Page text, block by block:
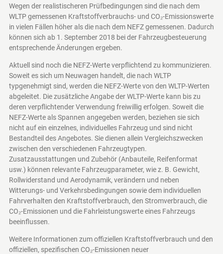
Wegen der realistischeren Prüfbedingungen sind die nach dem
WLTP gemessenen Kraftstoffverbrauchs- und CO₂-Emissionswerte
in vielen Fällen höher als die nach dem NEFZ gemessenen. Dadurch
können sich ab 1. September 2018 bei der Fahrzeugbesteuerung
entsprechende Änderungen ergeben.
Aktuell sind noch die NEFZ-Werte verpflichtend zu kommunizieren.
Soweit es sich um Neuwagen handelt, die nach WLTP
typgenehmigt sind, werden die NEFZ-Werte von den WLTP-Werten
abgeleitet. Die zusätzliche Angabe der WLTP-Werte kann bis zu
deren verpflichtender Verwendung freiwillig erfolgen. Soweit die
NEFZ-Werte als Spannen angegeben werden, beziehen sie sich
nicht auf ein einzelnes, individuelles Fahrzeug und sind nicht
Bestandteil des Angebotes. Sie dienen allein Vergleichszwecken
zwischen den verschiedenen Fahrzeugtypen.
Zusatzausstattungen und Zubehör (Anbauteile, Reifenformat
usw.) können relevante Fahrzeugparameter, wie z. B. Gewicht,
Rollwiderstand und Aerodynamik, verändern und neben
Witterungs- und Verkehrsbedingungen sowie dem individuellen
Fahrverhalten den Kraftstoffverbrauch, den Stromverbrauch, die
CO₂-Emissionen und die Fahrleistungswerte eines Fahrzeugs
beeinflussen.
Weitere Informationen zum offiziellen Kraftstoffverbrauch und den
offiziellen, spezifischen CO₂-Emissionen neuer